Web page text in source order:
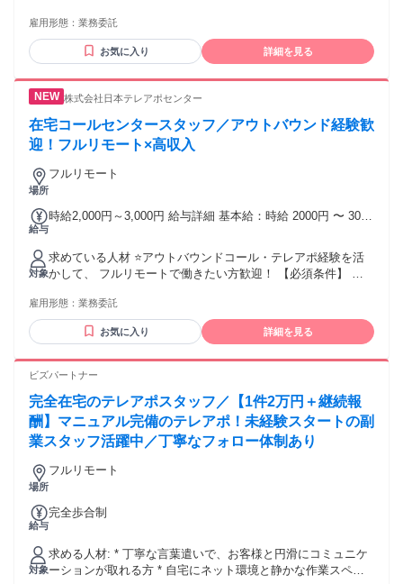
センターなどの経験がある方 ・新規開拓のテレアポ経験あり
雇用形態： 業務委託
お気に入り 詳細を見る
株式会社日本テレアポセンター
在宅コールセンタースタッフ／アウトバウンド経験歓
迎！フルリモート×高収入
場所
フルリモート
給与
時給2,000円～3,000円 給与詳細 基本給：時給 2000円 〜 3000
をもとに決定します！ ▼営業経験2年以上（営業実績を考慮）
時給2,000円～2,200円 ▼営業経験3年以上（リーダー・マネジ
メント経験歓迎） 時給2,200円～2,500円 ▼営業経験1年未満
時給1,500円～1,900円 ▼営業経験1～2年 時給1,900円～2,000
に、 選考時にスタート時給を決定します。
対象
求めている人材 ⭐アウトバウンドコール・テレアポ経験を活
かして、 フルリモートで働きたい方歓迎！ 【必須条件】 下
・テレアポ経験 ・コールセンターでの架電経験 ・法人・個人
向け営業経験 ・インサイドセールス・オンライン商談経験
【歓迎する経験】 ・SaaS・IT・人材・広告など無形商材の営
ルを使用した営業・顧客管理経験 【こんな方におすすめ】 ・
して在宅で働きたい方 ・成果を正当に評価される環境で働き
たい方 【応募条件】 ✅ 業務で使用できるパソコンをお持ちの
方 ✅ 安定したインターネット環境をご用意いただける方
雇用形態： 業務委託
お気に入り 詳細を見る
ビズパートナー
完全在宅のテレアポスタッフ／【1件2万円＋継続報
酬】マニュアル完備のテレアポ！未経験スタートの副
業スタッフ活躍中／丁寧なフォロー体制あり
場所
フルリモート
給与
完全歩合制
対象
求める人材: * 丁寧な言葉遣いで、お客様と円滑にコミュニケ
ーションが取れる方 * 自宅にネット環境と静かな作業スペー